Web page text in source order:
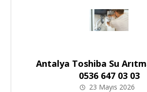
Antalya Toshiba Su
0536 647 03 03
23 Mayıs 2026